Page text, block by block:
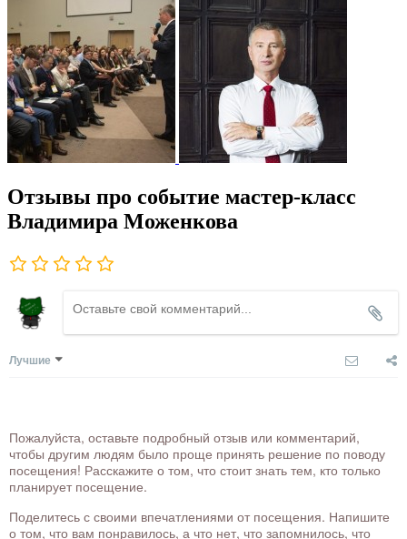
Отзывы про событие мастер-класс
Владимира Моженкова
Лучшие
Пожалуйста, оставьте подробный отзыв или комментарий,
чтобы другим людям было проще принять решение по поводу
посещения! Расскажите о том, что стоит знать тем, кто только
планирует посещение.
Поделитесь с своими впечатлениями от посещения. Напишите
о том, что вам понравилось, а что нет, что запомнилось, что